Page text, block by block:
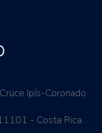
Ipís-Coronado
- Costa Rica.